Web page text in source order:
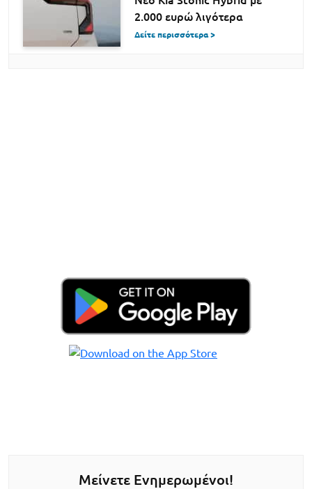
2.000 ευρώ λιγότερα
Δείτε περισσότερα >
Μείνετε Ενημερωμένοι!